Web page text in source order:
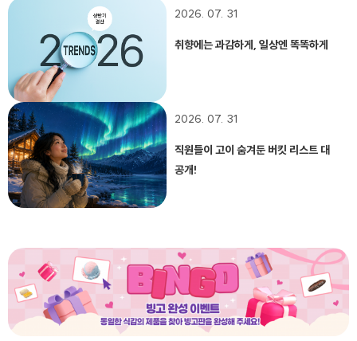
2026. 07. 31
취향에는 과감하게, 일상엔 똑똑하게
2026. 07. 31
직원들이 고이 숨겨둔 버킷 리스트 대
공개!